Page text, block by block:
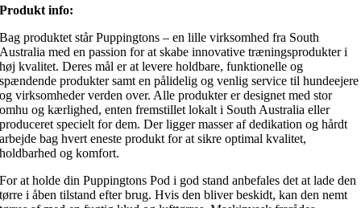
Produkt info:
Bag produktet står Puppingtons – en lille virksomhed fra South
Australia med en passion for at skabe innovative træningsprodukter i
høj kvalitet. Deres mål er at levere holdbare, funktionelle og
spændende produkter samt en pålidelig og venlig service til hundeejere
og virksomheder verden over. Alle produkter er designet med stor
omhu og kærlighed, enten fremstillet lokalt i South Australia eller
produceret specielt for dem. Der ligger masser af dedikation og hårdt
arbejde bag hvert eneste produkt for at sikre optimal kvalitet,
holdbarhed og komfort.
For at holde din Puppingtons Pod i god stand anbefales det at lade den
tørre i åben tilstand efter brug. Hvis den bliver beskidt, kan den nemt